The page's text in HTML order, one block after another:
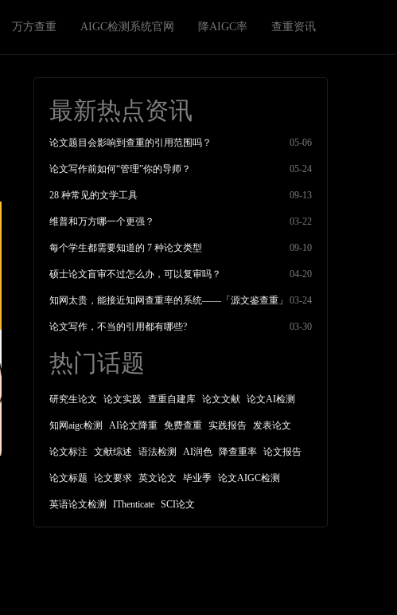
万方查重 AIGC检测系统官网 降AIGC率 查重资讯
最新热点资讯
论文题目会影响到查重的引用范围吗？ 05-06
论文写作前如何“管理”你的导师？ 05-24
28 种常见的文学工具 09-13
维普和万方哪一个更强？ 03-22
每个学生都需要知道的 7 种论文类型 09-10
硕士论文盲审不过怎么办，可以复审吗？ 04-20
知网太贵，能接近知网查重率的系统——「源文鉴查重」 03-24
论文写作，不当的引用都有哪些? 03-30
热门话题
研究生论文 论文实践 查重自建库 论文文献 论文AI检测
知网aigc检测 AI论文降重 免费查重 实践报告 发表论文
论文标注 文献综述 语法检测 AI润色 降查重率 论文报告
论文标题 论文要求 英文论文 毕业季 论文AIGC检测
英语论文检测 IThenticate SCI论文